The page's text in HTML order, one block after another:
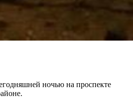
ночью на проспекте